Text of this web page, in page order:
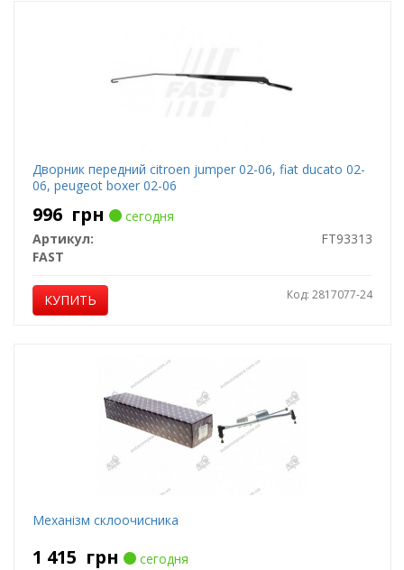
Дворник передний citroen jumper 02-06, fiat ducato 02-
06, peugeot boxer 02-06
996 грн
сегодня
Артикул:
FT93313
FAST
КУПИТЬ Код: 2817077-24
Механiзм склоочисника
1 415 грн
сегодня